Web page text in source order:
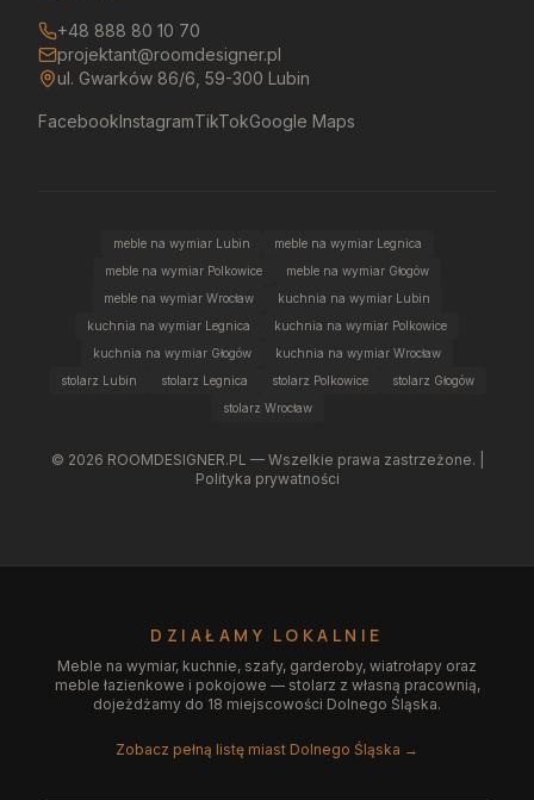
+48 888 80 10 70
projektant@roomdesigner.pl
ul. Gwarków 86/6, 59-300 Lubin
FacebookInstagramTikTokGoogle Maps
meble na wymiar Lubin
meble na wymiar Legnica
meble na wymiar Polkowice
meble na wymiar Głogów
meble na wymiar Wrocław
kuchnia na wymiar Lubin
kuchnia na wymiar Legnica
kuchnia na wymiar Polkowice
kuchnia na wymiar Głogów
kuchnia na wymiar Wrocław
stolarz Lubin
stolarz Legnica stolarz Polkowice
stolarz Głogów
stolarz Wrocław
© 2026 ROOMDESIGNER.PL — Wszelkie prawa zastrzeżone. |
Polityka prywatności
DZIAŁAMY LOKALNIE
Meble na wymiar, kuchnie, szafy, garderoby, wiatrołapy oraz
meble łazienkowe i pokojowe — stolarz z własną pracownią,
dojeżdżamy do 18 miejscowości Dolnego Śląska.
Zobacz pełną listę miast Dolnego Śląska →